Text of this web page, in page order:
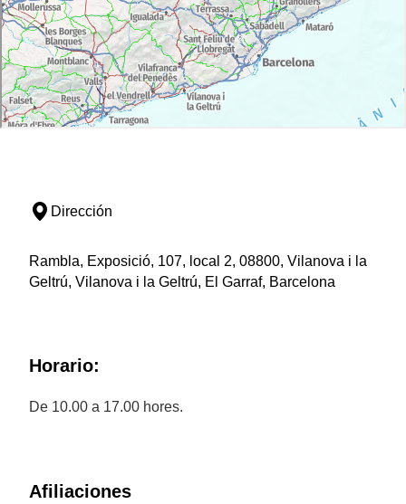
Dirección
Rambla, Exposició, 107, local 2, 08800, Vilanova i la
Geltrú, Vilanova i la Geltrú, El Garraf, Barcelona
Horario:
De 10.00 a 17.00 hores.
Afiliaciones